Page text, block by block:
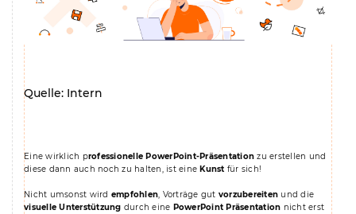
Quelle: Intern
Eine wirklich professionelle PowerPoint-Präsentation zu erstellen und
diese dann auch noch zu halten, ist eine Kunst für sich!
Nicht umsonst wird empfohlen, Vorträge gut vorzubereiten und die
visuelle Unterstützung durch eine PowerPoint Präsentation nicht erst